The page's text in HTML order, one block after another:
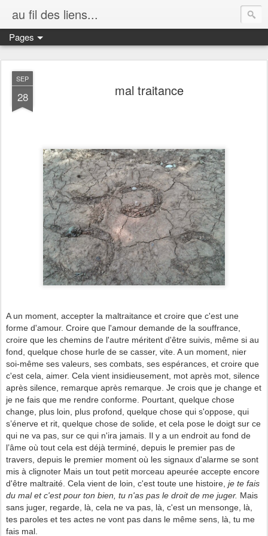
au fil des liens...
Pages
SEP
28 mal traitance
A un moment, accepter la maltraitance et croire que c'est une
forme d'amour. Croire que l'amour demande de la souffrance,
croire que les chemins de l'autre méritent d'être suivis, même si au
fond, quelque chose hurle de se casser, vite. A un moment, nier
soi-même ses valeurs, ses combats, ses espérances, et croire que
c'est cela, aimer. Cela vient insidieusement, mot après mot, silence
après silence, remarque après remarque. Je crois que je change et
je ne fais que me rendre conforme. Pourtant, quelque chose
change, plus loin, plus profond, quelque chose qui s'oppose, qui
s’énerve et rit, quelque chose de solide, et cela pose le doigt sur ce
qui ne va pas, sur ce qui n'ira jamais. Il y a un endroit au fond de
l’âme où tout cela est déjà terminé, depuis le premier pas de
travers, depuis le premier moment où les signaux d'alarme se sont
mis à clignoter Mais un tout petit morceau apeurée accepte encore
d'être maltraité. Cela vient de loin, c'est toute une histoire, je te fais
du mal et c'est pour ton bien, tu n'as pas le droit de me juger. Mais
sans juger, regarde, là, cela ne va pas, là, c'est un mensonge, là,
tes paroles et tes actes ne vont pas dans le même sens, là, tu me
fais mal.